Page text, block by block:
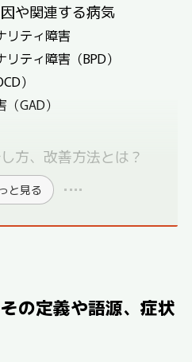
や関連する病気
リティ障害
ティ障害（BPD）
）
GAD）
方、改善方法とは？
と見る
の定義や語源、症状